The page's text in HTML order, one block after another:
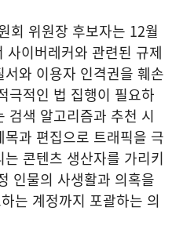
회 위원장 후보자는 12월
이버레커와 관련된 규제
와 이용자 인격권을 훼손
극적인 법 집행이 필요하
검색 알고리즘과 추천 시
과 편집으로 트래픽을 극
콘텐츠 생산자를 가리키
인물의 사생활과 의혹을
는 계정까지 포괄하는 의